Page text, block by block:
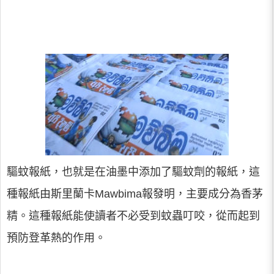
驅蚊報紙，也就是在油墨中添加了驅蚊劑的報紙，這
種報紙由斯里蘭卡Mawbima報發明，主要成分為香茅
精。這種報紙能使讀者不必受到蚊蟲叮咬，從而起到
預防登革熱的作用。